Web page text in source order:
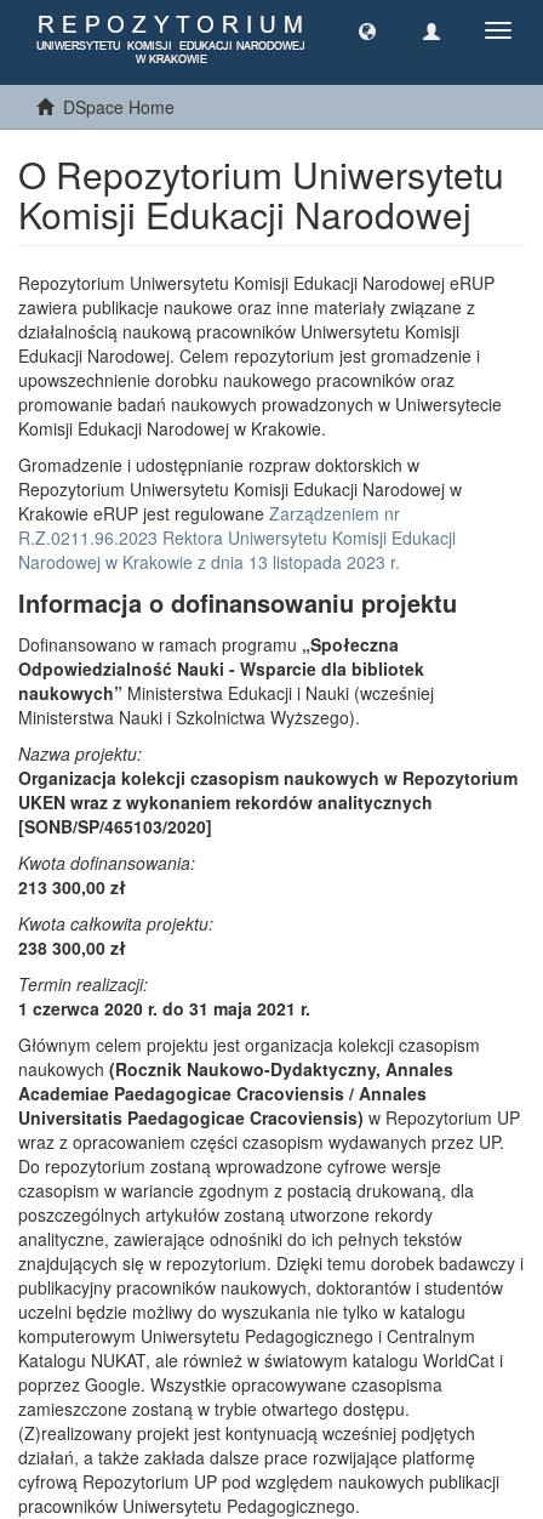
DSpace Home
O Repozytorium Uniwersytetu
Komisji Edukacji Narodowej
Repozytorium Uniwersytetu Komisji Edukacji Narodowej eRUP
zawiera publikacje naukowe oraz inne materiały związane z
działalnością naukową pracowników Uniwersytetu Komisji
Edukacji Narodowej. Celem repozytorium jest gromadzenie i
upowszechnienie dorobku naukowego pracowników oraz
promowanie badań naukowych prowadzonych w Uniwersytecie
Komisji Edukacji Narodowej w Krakowie.
Gromadzenie i udostępnianie rozpraw doktorskich w
Repozytorium Uniwersytetu Komisji Edukacji Narodowej w
Krakowie eRUP jest regulowane Zarządzeniem nr
R.Z.0211.96.2023 Rektora Uniwersytetu Komisji Edukacji
Narodowej w Krakowie z dnia 13 listopada 2023 r.
Informacja o dofinansowaniu projektu
Dofinansowano w ramach programu „Społeczna
Odpowiedzialność Nauki - Wsparcie dla bibliotek
naukowych” Ministerstwa Edukacji i Nauki (wcześniej
Ministerstwa Nauki i Szkolnictwa Wyższego).
Nazwa projektu:
Organizacja kolekcji czasopism naukowych w Repozytorium
UKEN wraz z wykonaniem rekordów analitycznych
[SONB/SP/465103/2020]
Kwota dofinansowania:
213 300,00 zł
Kwota całkowita projektu:
238 300,00 zł
Termin realizacji:
1 czerwca 2020 r. do 31 maja 2021 r.
Głównym celem projektu jest organizacja kolekcji czasopism
naukowych (Rocznik Naukowo-Dydaktyczny, Annales
Academiae Paedagogicae Cracoviensis / Annales
Universitatis Paedagogicae Cracoviensis) w Repozytorium UP
wraz z opracowaniem części czasopism wydawanych przez UP.
Do repozytorium zostaną wprowadzone cyfrowe wersje
czasopism w wariancie zgodnym z postacią drukowaną, dla
poszczególnych artykułów zostaną utworzone rekordy
analityczne, zawierające odnośniki do ich pełnych tekstów
znajdujących się w repozytorium. Dzięki temu dorobek badawczy i
publikacyjny pracowników naukowych, doktorantów i studentów
uczelni będzie możliwy do wyszukania nie tylko w katalogu
komputerowym Uniwersytetu Pedagogicznego i Centralnym
Katalogu NUKAT, ale również w światowym katalogu WorldCat i
poprzez Google. Wszystkie opracowywane czasopisma
zamieszczone zostaną w trybie otwartego dostępu.
(Z)realizowany projekt jest kontynuacją wcześniej podjętych
działań, a także zakłada dalsze prace rozwijające platformę
cyfrową Repozytorium UP pod względem naukowych publikacji
pracowników Uniwersytetu Pedagogicznego.